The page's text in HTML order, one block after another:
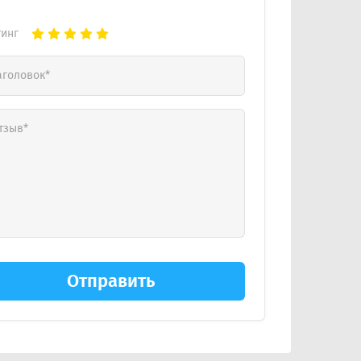
Отправить